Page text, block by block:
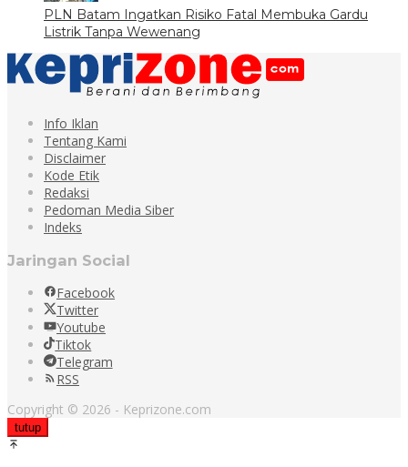
PLN Batam Ingatkan Risiko Fatal Membuka Gardu
Listrik Tanpa Wewenang
Info Iklan
Tentang Kami
Disclaimer
Kode Etik
Redaksi
Pedoman Media Siber
Indeks
Jaringan Social
Facebook
Twitter
Youtube
Tiktok
Telegram
RSS
Copyright © 2026 - Keprizone.com
tutup